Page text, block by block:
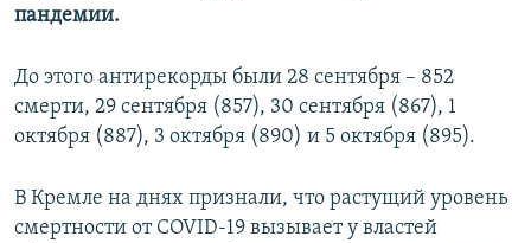
пандемии.
До этого антирекорды были 28 сентября – 852
смерти, 29 сентября (857), 30 сентября (867), 1
октября (887), 3 октября (890) и 5 октября (895).
В Кремле на днях признали, что растущий уровень
смертности от COVID-19 вызывает у властей